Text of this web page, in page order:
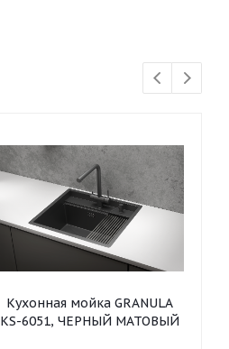
Кухонная мойка GRANULA
KS-6051, ЧЕРНЫЙ МАТОВЫЙ